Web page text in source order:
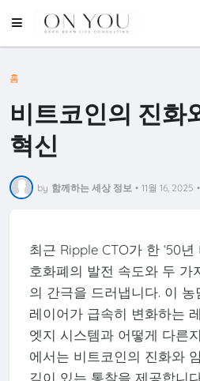
홈
비트코인의 진화
혁신
by 함께하는 세상 정보 • 11월 16, 2025 •
최근 Ripple CTO가 한 ‘50
호화폐의 발전 속도와 두 가
의 간극을 드러냅니다. 이
레이어가 급속히 변화하는
엣지 시스템과 어떻게 다른
에서는 비트코인의 진화와
깊이 있는 통찰을 제공합니